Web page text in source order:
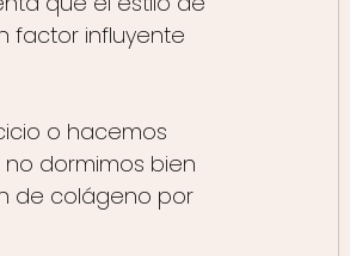
factor influyente
o hacemos
dormimos bien
de colágeno por